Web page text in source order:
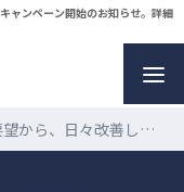
ンペーン開始のお知らせ。詳細
日々改善しているCariot_17年5月